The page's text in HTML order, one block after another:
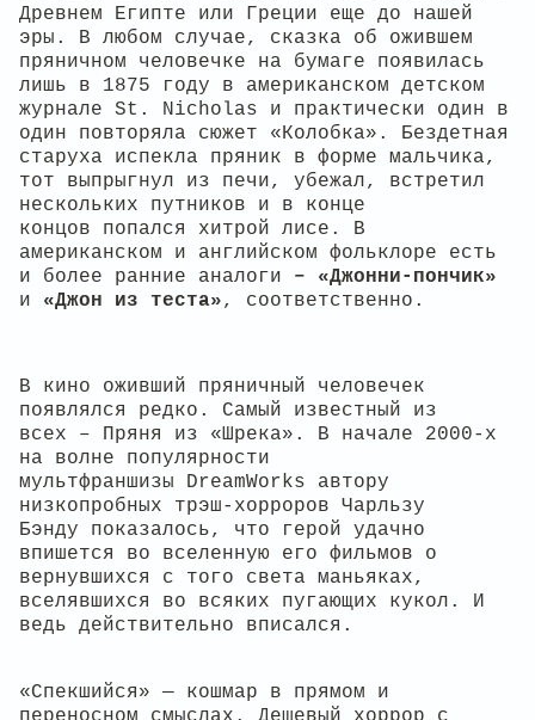
Древнем Египте или Греции еще до нашей
эры. В любом случае, сказка об ожившем
пряничном человечке на бумаге появилась
лишь в 1875 году в американском детском
журнале St. Nicholas и практически один в
один повторяла сюжет «Колобка». Бездетная
старуха испекла пряник в форме мальчика,
тот выпрыгнул из печи, убежал, встретил
нескольких путников и в конце
концов попался хитрой лисе. В
американском и английском фольклоре есть
и более ранние аналоги – «Джонни-пончик»
и «Джон из теста», соответственно.
В кино оживший пряничный человечек
появлялся редко. Самый известный из
всех – Пряня из «Шрека». В начале 2000-х
на волне популярности
мультфраншизы DreamWorks автору
низкопробных трэш-хорроров Чарльзу
Бэнду показалось, что герой удачно
впишется во вселенную его фильмов о
вернувшихся с того света маньяках,
вселявшихся во всяких пугающих кукол. И
ведь действительно вписался.
«Спекшийся» — кошмар в прямом и